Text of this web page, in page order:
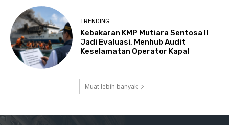
TRENDING
Kebakaran KMP Mutiara Sentosa II
Jadi Evaluasi, Menhub Audit
Keselamatan Operator Kapal
Muat lebih banyak